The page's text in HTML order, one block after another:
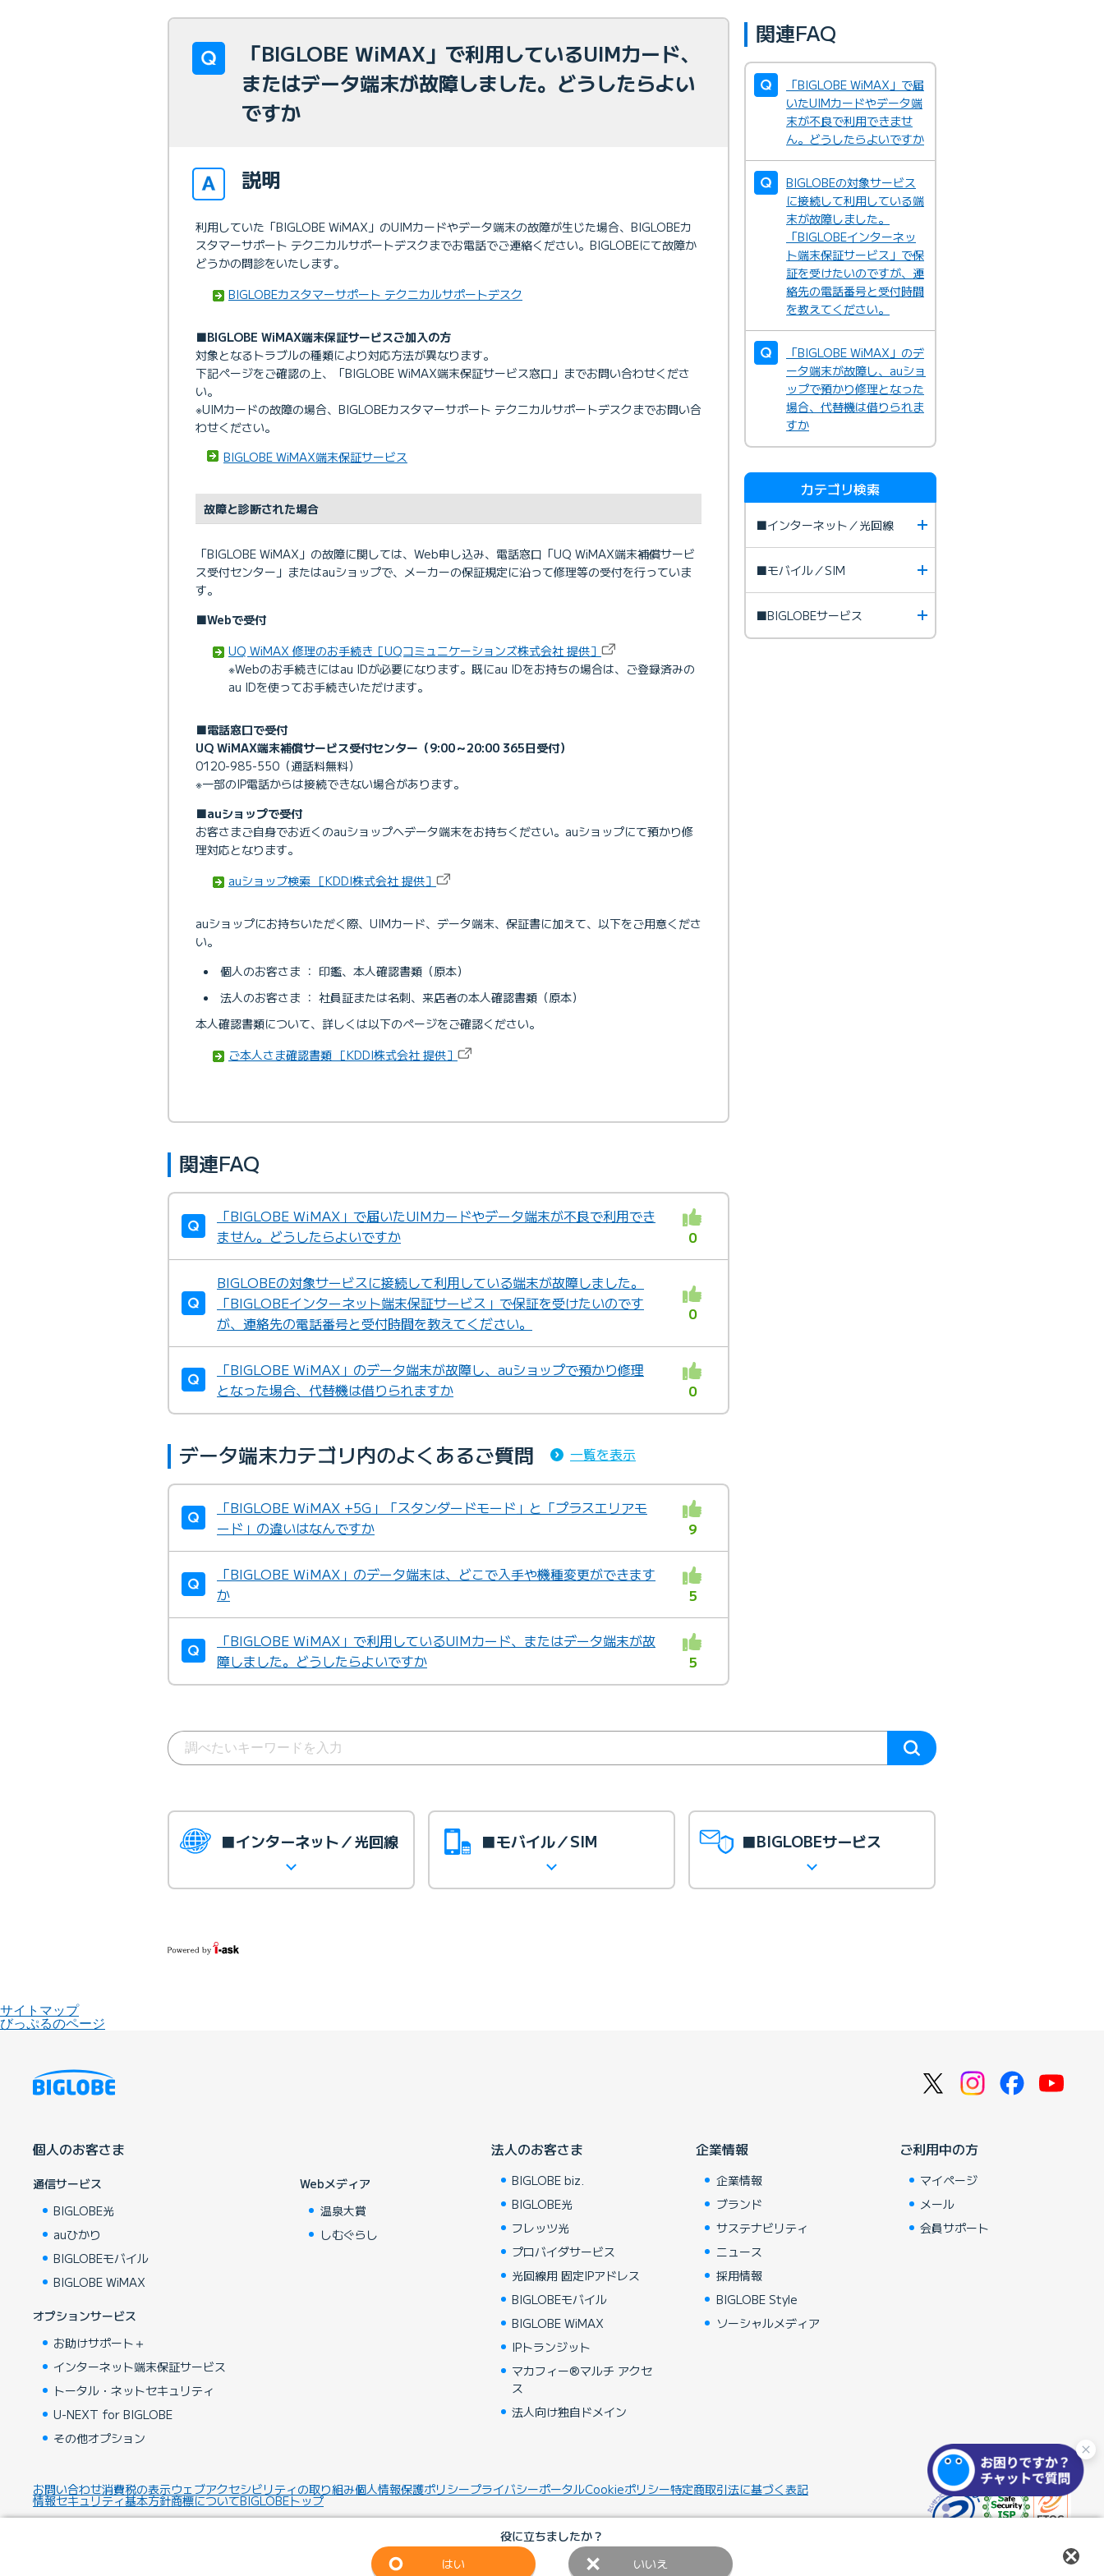
「BIGLOBE WiMAX」で利用しているUIMカード、
またはデータ端末が故障しました。どうしたらよい
ですか
説明
利用していた「BIGLOBE WiMAX」のUIMカードやデータ端末の故障が生じた場合、BIGLOBEカ
スタマーサポート テクニカルサポートデスクまでお電話でご連絡ください。BIGLOBEにて故障か
どうかの問診をいたします。
BIGLOBEカスタマーサポート テクニカルサポートデスク
■BIGLOBE WiMAX端末保証サービスご加入の方
対象となるトラブルの種類により対応方法が異なります。
下記ページをご確認の上、「BIGLOBE WiMAX端末保証サービス窓口」までお問い合わせくださ
い。
※UIMカードの故障の場合、BIGLOBEカスタマーサポート テクニカルサポートデスクまでお問い合
わせください。
BIGLOBE WiMAX端末保証サービス
故障と診断された場合
「BIGLOBE WiMAX」の故障に関しては、Web申し込み、電話窓口「UQ WiMAX端末補償サービ
ス受付センター」またはauショップで、メーカーの保証規定に沿って修理等の受付を行っていま
す。
■Webで受付
UQ WiMAX 修理のお手続き［UQコミュニケーションズ株式会社 提供］
※Webのお手続きにはau IDが必要になります。既にau IDをお持ちの場合は、ご登録済みの
au IDを使ってお手続きいただけます。
■電話窓口で受付
UQ WiMAX端末補償サービス受付センター（9:00～20:00 365日受付）
0120-985-550（通話料無料）
※一部のIP電話からは接続できない場合があります。
■auショップで受付
お客さまご自身でお近くのauショップへデータ端末をお持ちください。auショップにて預かり修
理対応となります。
auショップ検索 ［KDDI株式会社 提供］
auショップにお持ちいただく際、UIMカード、データ端末、保証書に加えて、以下をご用意くださ
い。
個人のお客さま ： 印鑑、本人確認書類（原本）
法人のお客さま ： 社員証または名刺、来店者の本人確認書類（原本）
本人確認書類について、詳しくは以下のページをご確認ください。
ご本人さま確認書類 ［KDDI株式会社 提供］
役に立ちましたか？
はい
いいえ
関連FAQ
「BIGLOBE WiMAX」で届いたUIMカードやデータ端末が不良で利用でき
ません。どうしたらよいですか
0
BIGLOBEの対象サービスに接続して利用している端末が故障しました。
「BIGLOBEインターネット端末保証サービス」で保証を受けたいのです
が、連絡先の電話番号と受付時間を教えてください。
0
「BIGLOBE WiMAX」のデータ端末が故障し、auショップで預かり修理
となった場合、代替機は借りられますか
0
データ端末カテゴリ内のよくあるご質問 一覧を表示
「BIGLOBE WiMAX +5G」「スタンダードモード」と「プラスエリアモ
ード」の違いはなんですか
9
「BIGLOBE WiMAX」のデータ端末は、どこで入手や機種変更ができます
か
5
「BIGLOBE WiMAX」で利用しているUIMカード、またはデータ端末が故
障しました。どうしたらよいですか
5
関連FAQ
「BIGLOBE WiMAX」で届
いたUIMカードやデータ端
末が不良で利用できませ
ん。どうしたらよいですか
BIGLOBEの対象サービス
に接続して利用している端
末が故障しました。
「BIGLOBEインターネッ
ト端末保証サービス」で保
証を受けたいのですが、連
絡先の電話番号と受付時間
を教えてください。
「BIGLOBE WiMAX」のデ
ータ端末が故障し、auショ
ップで預かり修理となった
場合、代替機は借りられま
すか
カテゴリ検索
■インターネット／光回線
■モバイル／SIM
■BIGLOBEサービス
■インターネット／光回線 ■モバイル／SIM ■BIGLOBEサービス
サイトマップ
びっぷるのページ
個人のお客さま
通信サービス
BIGLOBE光
auひかり
BIGLOBEモバイル
BIGLOBE WiMAX
オプションサービス
お助けサポート＋
インターネット端末保証サービス
トータル・ネットセキュリティ
U-NEXT for BIGLOBE
その他オプション
Webメディア
温泉大賞
しむぐらし
法人のお客さま
BIGLOBE biz.
BIGLOBE光
フレッツ光
プロバイダサービス
光回線用 固定IPアドレス
BIGLOBEモバイル
BIGLOBE WiMAX
IPトランジット
マカフィー®マルチ アクセ
ス
法人向け独自ドメイン
企業情報
企業情報
ブランド
サステナビリティ
ニュース
採用情報
BIGLOBE Style
ソーシャルメディア
ご利用中の方
マイページ
メール
会員サポート
お問い合わせ消費税の表示ウェブアクセシビリティの取り組み個人情報保護ポリシープライバシーポータルCookieポリシー特定商取引法に基づく表記
情報セキュリティ基本方針商標についてBIGLOBEトップ